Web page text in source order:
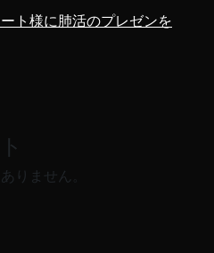
ト様に肺活のプレゼンを
りません。